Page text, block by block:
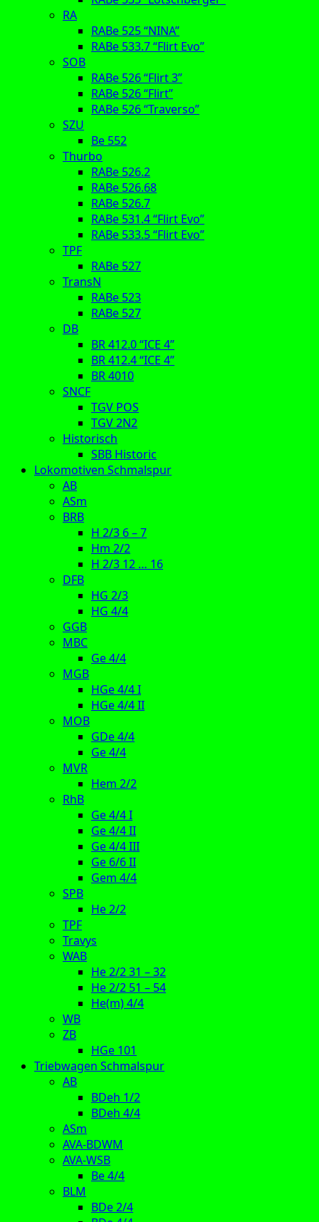
RA
RABe 525 “NINA”
RABe 533.7 “Flirt Evo”
SOB
RABe 526 “Flirt 3”
RABe 526 “Flirt”
RABe 526 “Traverso”
SZU
Be 552
Thurbo
RABe 526.2
RABe 526.68
RABe 526.7
RABe 531.4 “Flirt Evo”
RABe 533.5 “Flirt Evo”
TPF
RABe 527
TransN
RABe 523
RABe 527
DB
BR 412.0 “ICE 4”
BR 412.4 “ICE 4”
BR 4010
SNCF
TGV POS
TGV 2N2
Historisch
SBB Historic
Lokomotiven Schmalspur
AB
ASm
BRB
H 2/3 6 – 7
Hm 2/2
H 2/3 12 … 16
DFB
HG 2/3
HG 4/4
GGB
MBC
Ge 4/4
MGB
HGe 4/4 I
HGe 4/4 II
MOB
GDe 4/4
Ge 4/4
MVR
Hem 2/2
RhB
Ge 4/4 I
Ge 4/4 II
Ge 4/4 III
Ge 6/6 II
Gem 4/4
SPB
He 2/2
TPF
Travys
WAB
He 2/2 31 – 32
He 2/2 51 – 54
He(m) 4/4
WB
ZB
HGe 101
Triebwagen Schmalspur
AB
BDeh 1/2
BDeh 4/4
ASm
AVA-BDWM
AVA-WSB
Be 4/4
BLM
BDe 2/4